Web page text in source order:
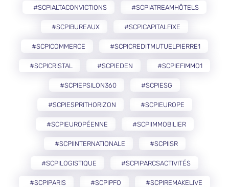
#SCPIALTACONVICTIONS #SCPIATREAMHÔTELS
#SCPIBUREAUX #SCPICAPITALFIXE
#SCPICOMMERCE #SCPICREDITMUTUELPIERRE1
#SCPICRISTAL #SCPIEDEN #SCPIEFIMMO1
#SCPIEPSILON360 #SCPIESG
#SCPIESPRITHORIZON #SCPIEUROPE
#SCPIEUROPÉENNE #SCPIIMMOBILIER
#SCPIINTERNATIONALE #SCPIISR
#SCPILOGISTIQUE #SCPIPARCSACTIVITÉS
#SCPIPARIS #SCPIPFO #SCPIREMAKELIVE